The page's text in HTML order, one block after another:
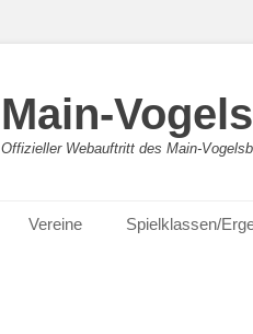
Main-
Offizieller Webauftritt des Main-
Vereine Spielklassen/